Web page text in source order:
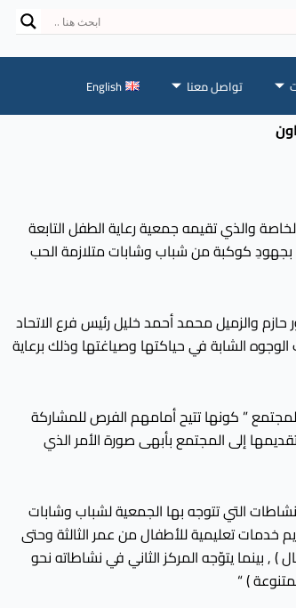
تواصل معنا English
والذي تقيمه جمعية رعاية الطفل التابعة
مع مؤسسة الدندشي التعليمية على مدار يومي الأحد والإثنين الموافقين 24 , 25 – 11 – 2024 وذلك بجهودِ كوكبة من شباب وشابات متلازمة الحب
والزميل محمد أحمد خليل رئيس فرع الاتحاد
الشابة في حياكتها وصياغتها وذلك برعاية
” كونها تتيح أمامهم الفرص للمشاركة
إلى المجتمع بأبهى صورة الأمر الذي
التي تتوجه بها الجمعية لشباب وشابات
خدمات تعليمية للأطفال من عمر الثالثة وحتى
) , بينما يتوّجه المركز الثاني في نشاطاته نحو
) “